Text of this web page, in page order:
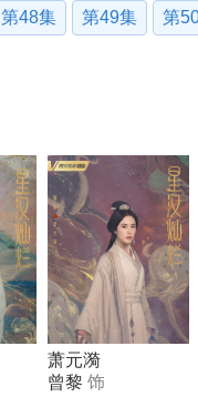
第48集 第49集 第
萧元漪
曾黎 饰